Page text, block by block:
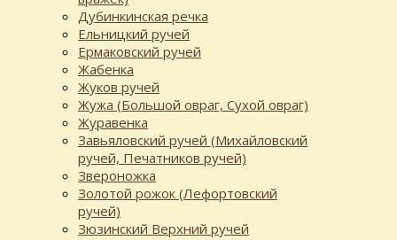
Дубинкинская речка
Ельницкий ручей
Ермаковский ручей
Жабенка
Жуков ручей
Жужа (Большой овраг, Сухой овраг)
Журавенка
Завьяловский ручей (Михайловский
ручей, Печатников ручей)
Звероножка
Золотой рожок (Лефортовский
ручей)
Зюзинский Верхний ручей